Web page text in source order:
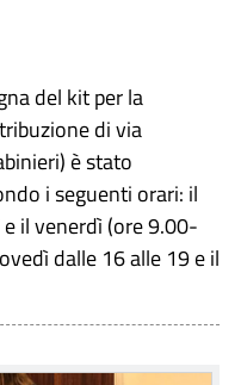
del kit per la
di via
è stato
i seguenti orari: il
il venerdì (ore 9.00-
dalle 16 alle 19 e il